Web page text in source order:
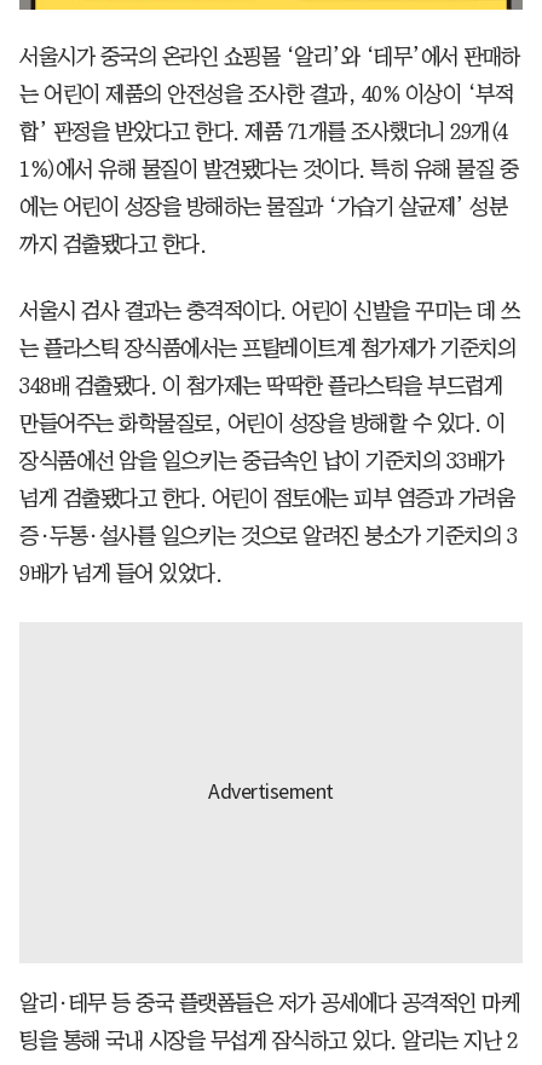
서울시가 중국의 온라인 쇼핑몰 ‘알리’와 ‘테무’에서 판매하
는 어린이 제품의 안전성을 조사한 결과, 40% 이상이 ‘부적
합’ 판정을 받았다고 한다. 제품 71개를 조사했더니 29개(4
1%)에서 유해 물질이 발견됐다는 것이다. 특히 유해 물질 중
에는 어린이 성장을 방해하는 물질과 ‘가습기 살균제’ 성분
까지 검출됐다고 한다.
서울시 검사 결과는 충격적이다. 어린이 신발을 꾸미는 데 쓰
는 플라스틱 장식품에서는 프탈레이트계 첨가제가 기준치의
348배 검출됐다. 이 첨가제는 딱딱한 플라스틱을 부드럽게
만들어주는 화학물질로, 어린이 성장을 방해할 수 있다. 이
장식품에선 암을 일으키는 중금속인 납이 기준치의 33배가
넘게 검출됐다고 한다. 어린이 점토에는 피부 염증과 가려움
증·두통·설사를 일으키는 것으로 알려진 붕소가 기준치의 3
9배가 넘게 들어 있었다.
알리·테무 등 중국 플랫폼들은 저가 공세에다 공격적인 마케
팅을 통해 국내 시장을 무섭게 잠식하고 있다. 알리는 지난 2